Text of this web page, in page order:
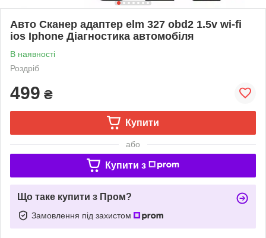
Авто Сканер адаптер elm 327 obd2 1.5v wi-fi
ios Iphone Діагностика автомобіля
В наявності
Роздріб
499 ₴
Купити
або
Купити з
Що таке купити з Пром?
Замовлення під захистом